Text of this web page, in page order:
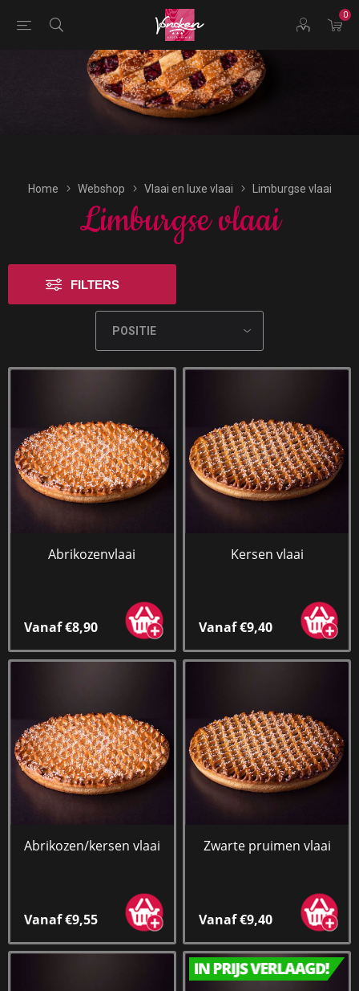
0
Bestellingen voor morgen kunnen vandaag uiterlijk tot
17:00 uur worden geplaatst.
Home Webshop Vlaai en luxe vlaai Limburgse vlaai
Limburgse vlaai
FILTERS
Abrikozenvlaai
Vanaf €8,90
Kersen vlaai
Vanaf €9,40
Abrikozen/kersen vlaai
Vanaf €9,55
Zwarte pruimen vlaai
Vanaf €9,40